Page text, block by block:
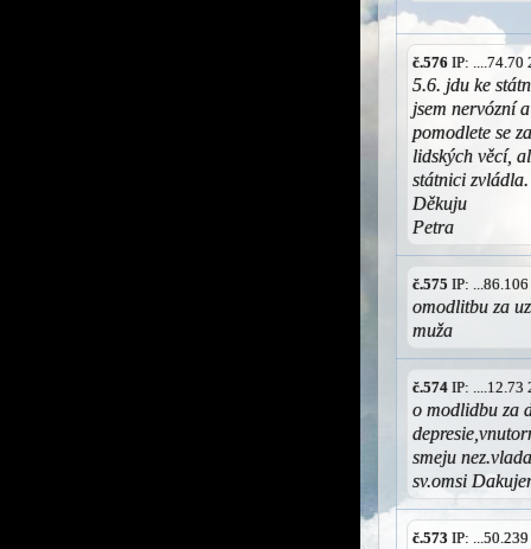
č.576 IP: ....74.70
5.6. jdu ke
jsem nervózní
pomodlete se
lidských věcí,
státnici zvládla.
Děkuju
Petra
č.575 IP:
omodlitbu za
muža
č.574 IP: ....12.73
o modlidbu za
smeju
sv.omsi
č.573 IP: